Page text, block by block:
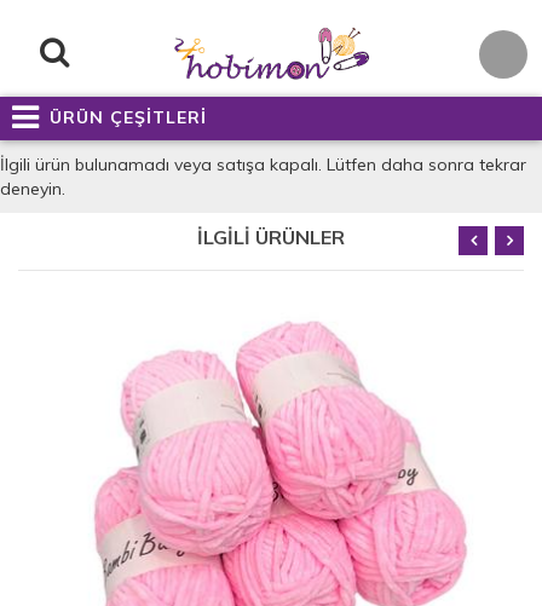
ÜRÜN ÇEŞİTLERİ
İlgili ürün bulunamadı veya satışa kapalı. Lütfen daha sonra tekrar
deneyin.
İLGİLİ ÜRÜNLER